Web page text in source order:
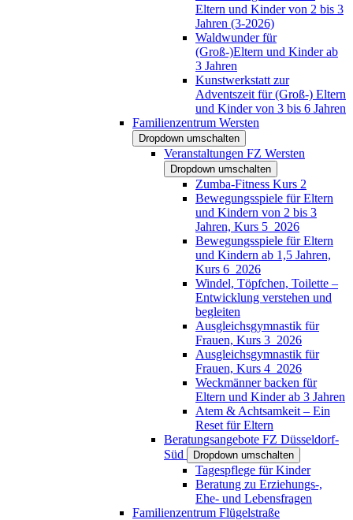
Eltern und Kinder von 2 bis 3
Jahren (3-2026)
Waldwunder für
(Groß-)Eltern und Kinder ab
3 Jahren
Kunstwerkstatt zur
Adventszeit für (Groß-) Eltern
und Kinder von 3 bis 6 Jahren
Familienzentrum Wersten
Dropdown umschalten
Veranstaltungen FZ Wersten
Dropdown umschalten
Zumba-Fitness Kurs 2
Bewegungsspiele für Eltern
und Kindern von 2 bis 3
Jahren, Kurs 5_2026
Bewegungsspiele für Eltern
und Kindern ab 1,5 Jahren,
Kurs 6_2026
Windel, Töpfchen, Toilette –
Entwicklung verstehen und
begleiten
Ausgleichsgymnastik für
Frauen, Kurs 3_2026
Ausgleichsgymnastik für
Frauen, Kurs 4_2026
Weckmänner backen für
Eltern und Kinder ab 3 Jahren
Atem & Achtsamkeit – Ein
Reset für Eltern
Beratungsangebote FZ Düsseldorf-
Süd
Dropdown umschalten
Tagespflege für Kinder
Beratung zu Erziehungs-,
Ehe- und Lebensfragen
Familienzentrum Flügelstraße